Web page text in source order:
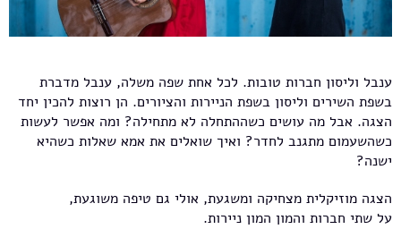
ענבל וליסון חברות טובות. לכל אחת שפה משלה, ענבל מדברת
בשפת השירים וליסון בשפת הניירות והציורים. הן רוצות להכין יחד
הצגה. אבל מה עושים כשההתחלה לא מתחילה? ומה אפשר לעשות
כשהשעמום מתגנב לחדר? ואיך שואלים את אמא שאלות כשהיא
ישנה?
הצגה מוזיקלית מצחיקה ומשגעת, אולי גם טיפה משוגעת,
על שתי חברות והמון המון ניירות.